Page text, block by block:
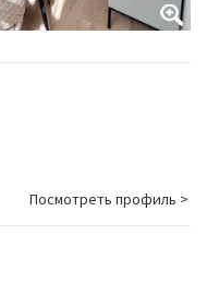
Посмотреть профиль >